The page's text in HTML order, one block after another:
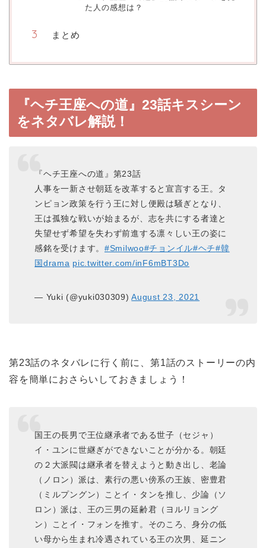
た人の感想は？
まとめ
『ヘチ王座への道』23話キスシーン
をネタバレ解説！
『ヘチ王座への道』第23話
人事を一新させ朝廷を改革すると宣言する王。タ
ンピョン政策を行う王に対し便殿は騒ぎとなり、
王は孤独な戦いが始まるが、志を共にする者達と
失望せず希望を失わず前進する凛々しい王の姿に
感銘を受けます。 #Smilwoo#チョンイル#ヘチ#韓
国drama pic.twitter.com/inF6mBT3Do
— Yuki (@yuki030309)August 23, 2021
第23話のネタバレに行く前に、第1話のストーリーの内
容を簡単におさらいしておきましょう！
国王の長男で王位継承者である世子（セジャ）
イ・ユンに世継ぎができないことが分かる。朝廷
の２大派閥は継承者を替えようと動き出し、老論
（ノロン）派は、素行の悪い傍系の王族、密豊君
（ミルプングン）ことイ・タンを推し、少論（ソ
ロン）派は、王の三男の延齢君（ヨルリョング
ン）ことイ・フォンを推す。そのころ、身分の低
い母から生まれ冷遇されている王の次男、延ニン